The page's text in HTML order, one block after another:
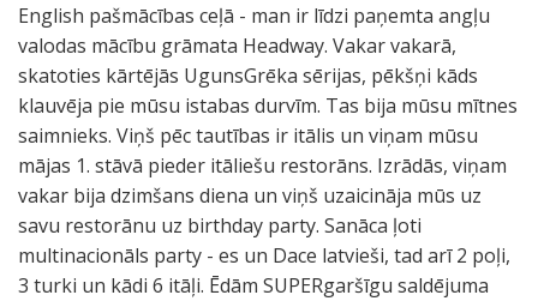
English pašmācības ceļā - man ir līdzi paņemta angļu
valodas mācību grāmata Headway. Vakar vakarā,
skatoties kārtējās UgunsGrēka sērijas, pēkšņi kāds
klauvēja pie mūsu istabas durvīm. Tas bija mūsu mītnes
saimnieks. Viņš pēc tautības ir itālis un viņam mūsu
mājas 1. stāvā pieder itāliešu restorāns. Izrādās, viņam
vakar bija dzimšans diena un viņš uzaicināja mūs uz
savu restorānu uz birthday party. Sanāca ļoti
multinacionāls party - es un Dace latvieši, tad arī 2 poļi,
3 turki un kādi 6 itāļi. Ēdām SUPERgaršīgu saldējuma